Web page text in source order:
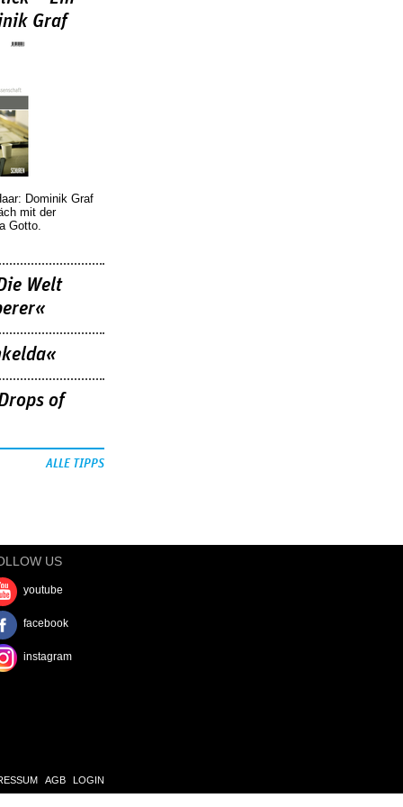
Graf
Dominik Graf
mit der
Gotto.
Welt
of
ALLE TIPPS
US
youtube
facebook
instagram
AGB LOGIN